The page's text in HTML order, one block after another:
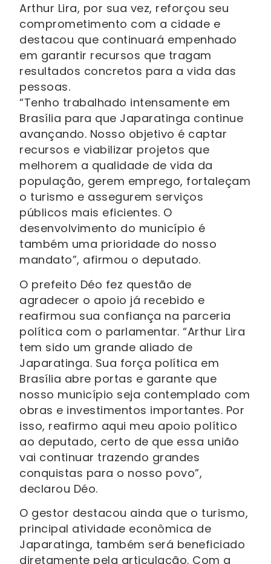
Arthur Lira, por sua vez, reforçou seu
comprometimento com a cidade e
destacou que continuará empenhado
em garantir recursos que tragam
resultados concretos para a vida das
pessoas.
“Tenho trabalhado intensamente em
Brasília para que Japaratinga continue
avançando. Nosso objetivo é captar
recursos e viabilizar projetos que
melhorem a qualidade de vida da
população, gerem emprego, fortaleçam
o turismo e assegurem serviços
públicos mais eficientes. O
desenvolvimento do município é
também uma prioridade do nosso
mandato”, afirmou o deputado.
O prefeito Déo fez questão de
agradecer o apoio já recebido e
reafirmou sua confiança na parceria
política com o parlamentar. “Arthur Lira
tem sido um grande aliado de
Japaratinga. Sua força política em
Brasília abre portas e garante que
nosso município seja contemplado com
obras e investimentos importantes. Por
isso, reafirmo aqui meu apoio político
ao deputado, certo de que essa união
vai continuar trazendo grandes
conquistas para o nosso povo”,
declarou Déo.
O gestor destacou ainda que o turismo,
principal atividade econômica de
Japaratinga, também será beneficiado
diretamente pela articulação. Com a